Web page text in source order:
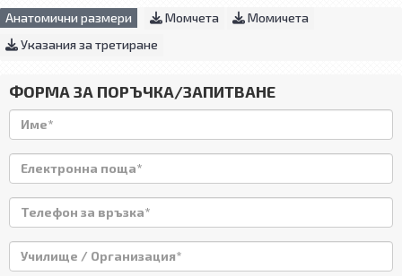
Анатомични размери Момчета
Момичета
Указания за третиране
ФОРМА ЗА ПОРЪЧКА/ЗАПИТВАНЕ